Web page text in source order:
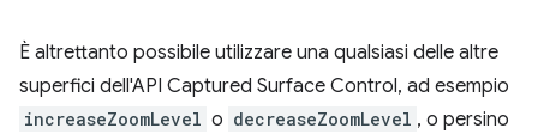
È altrettanto possibile utilizzare una qualsiasi delle altre
superfici dell'API Captured Surface Control, ad esempio
increaseZoomLevel o decreaseZoomLevel , o persino